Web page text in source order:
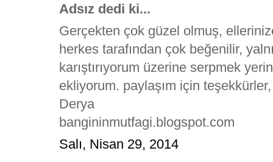
Adsız dedi ki...
Gerçekten çok güzel olmuş,
herkes tarafından çok beğenilir,
karıştırıyorum üzerine serpmek
ekliyorum. paylaşım için
Derya
bangininmutfagi.blogspot.com
Salı, Nisan 29, 2014